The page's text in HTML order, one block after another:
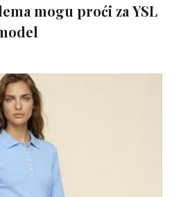
mogu proći za YSL